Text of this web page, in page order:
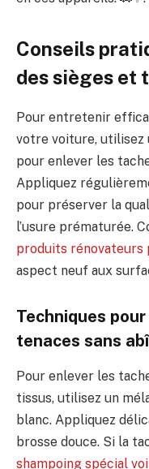
Conseils
des sièges et
Pour entretenir
votre voiture, utilisez
pour enlever les
Appliquez
pour préserver la
l’usure prématurée.
produits rénovateurs
aspect neuf aux
Techniques
tenaces sans
Pour enlever les
tissus, utilisez un
blanc. Appliquez
brosse douce. Si la
shampoing spécial